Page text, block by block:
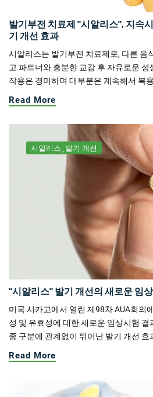
발기부전 치료제 "시알리스", 지속
기 개선 효과
시알리스는 발기부전 치료제로, 다른 음
고 파트너와 충분한 교감 후 자유로운
작용은 경미하며 대부분은 계속해서 복
Read More
시알리스 발기 개선
"시알리스" 발기 개선의 새로운 임
미국 시카고에서 열린 제98차 AUA회의
성 및 유효성에 대한 새로운 임상시험 결
종 구분에 관계없이 뛰어난 발기 개선
Read More